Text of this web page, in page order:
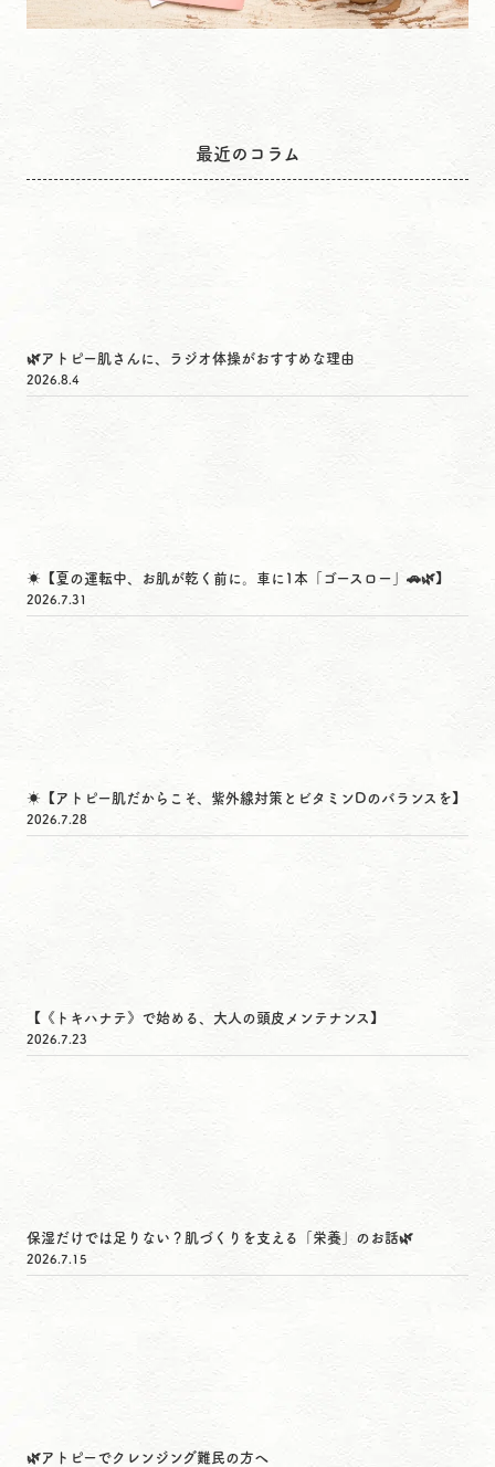
最近のコラム
🌿アトピー肌さんに、ラジオ体操がおすすめな理由
2026.8.4
☀️【夏の運転中、お肌が乾く前に。車に1本「ゴースロー」🚗🌿】
2026.7.31
☀️【アトピー肌だからこそ、紫外線対策とビタミンDのバランスを】
2026.7.28
【《トキハナテ》で始める、大人の頭皮メンテナンス】
2026.7.23
保湿だけでは足りない？肌づくりを支える「栄養」のお話🌿
2026.7.15
🌿アトピーでクレンジング難民の方へ